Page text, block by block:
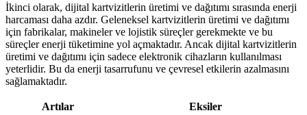
İkinci olarak, dijital kartvizitlerin üretimi ve dağıtımı sırasında enerji
harcaması daha azdır. Geleneksel kartvizitlerin üretimi ve dağıtımı
için fabrikalar, makineler ve lojistik süreçler gerekmekte ve bu
süreçler enerji tüketimine yol açmaktadır. Ancak dijital kartvizitlerin
üretimi ve dağıtımı için sadece elektronik cihazların kullanılması
yeterlidir. Bu da enerji tasarrufunu ve çevresel etkilerin azalmasını
sağlamaktadır.
Artılar
Eksiler